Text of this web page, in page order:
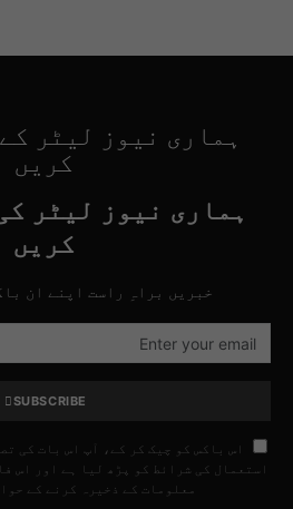
ہماری نیوز لیٹر
کریں
ہماری نیوز لیٹر
کریں
خبریں براہِ راست اپنے ان
SUBSCRIBE
اس باکس کو چیک کر کے، آپ اس بات کی
استعمال کی شرائط کو پڑھ لیا ہے اور اس
معلومات کے ذخیرہ کرنے کے